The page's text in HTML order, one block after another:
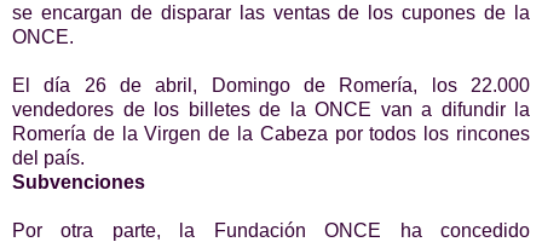
se encargan de disparar las ventas de los cupones de la
ONCE.
El día 26 de abril, Domingo de Romería, los 22.000
vendedores de los billetes de la ONCE van a difundir la
Romería de la Virgen de la Cabeza por todos los rincones
del país.
Subvenciones
Por otra parte, la Fundación ONCE ha concedido